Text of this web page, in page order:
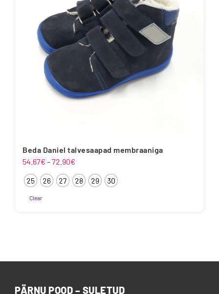
tootelehel.
Beda Daniel talvesaapad membraaniga
54.67€ –72.90€
54.67€
kuni
25 26 27 28 29 30
Clear
teha
PÄRNU POOD – SULETUD